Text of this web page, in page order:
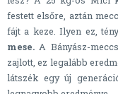
festett elsőre, aztán
fájt a keze. Ilyen ez,
mese. A Bányász-
zajlott, ez legalább
látszék egy új